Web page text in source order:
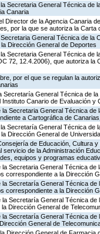
Secretaria General Técnica
Canaria
Director de la Agencia Canaria
por la que se autoriza la
General Técnica de
Dirección General de Deportes
Secretaria General Técnica
72, 12.4.2006), que autoriza
por el que se regulan la
Secretaría General Técnica de
Canario de Evaluación y
la Secretaria General Técnica
a Cartográfica de
Secretaría General Técnica
Dirección General de
de Educación, Cultura
servicio de la Administración
equipos y programas
la Secretaria General Técnica
correspondiente a la Dirección
la Secretaría General Técnica
correspondiente a la Dirección
la Secretaría General Técnica
Dirección General de
la Secretaría General Técnica
General de